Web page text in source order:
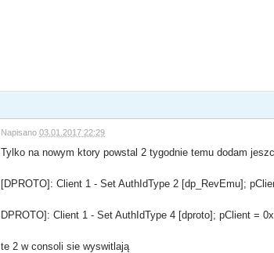
Napisano03.01.2017 22:29
Tylko na nowym ktory powstal 2 tygodnie temu dodam
[DPROTO]: Client 1 - Set AuthIdType 2 [dp_RevEmu];
DPROTO]: Client 1 - Set AuthIdType 4 [dproto]; pClient =
te 2 w consoli sie wyswitlają